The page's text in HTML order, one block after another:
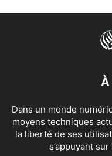
À
Dans un monde
moyens techniques
la liberté de ses
s’appuyant